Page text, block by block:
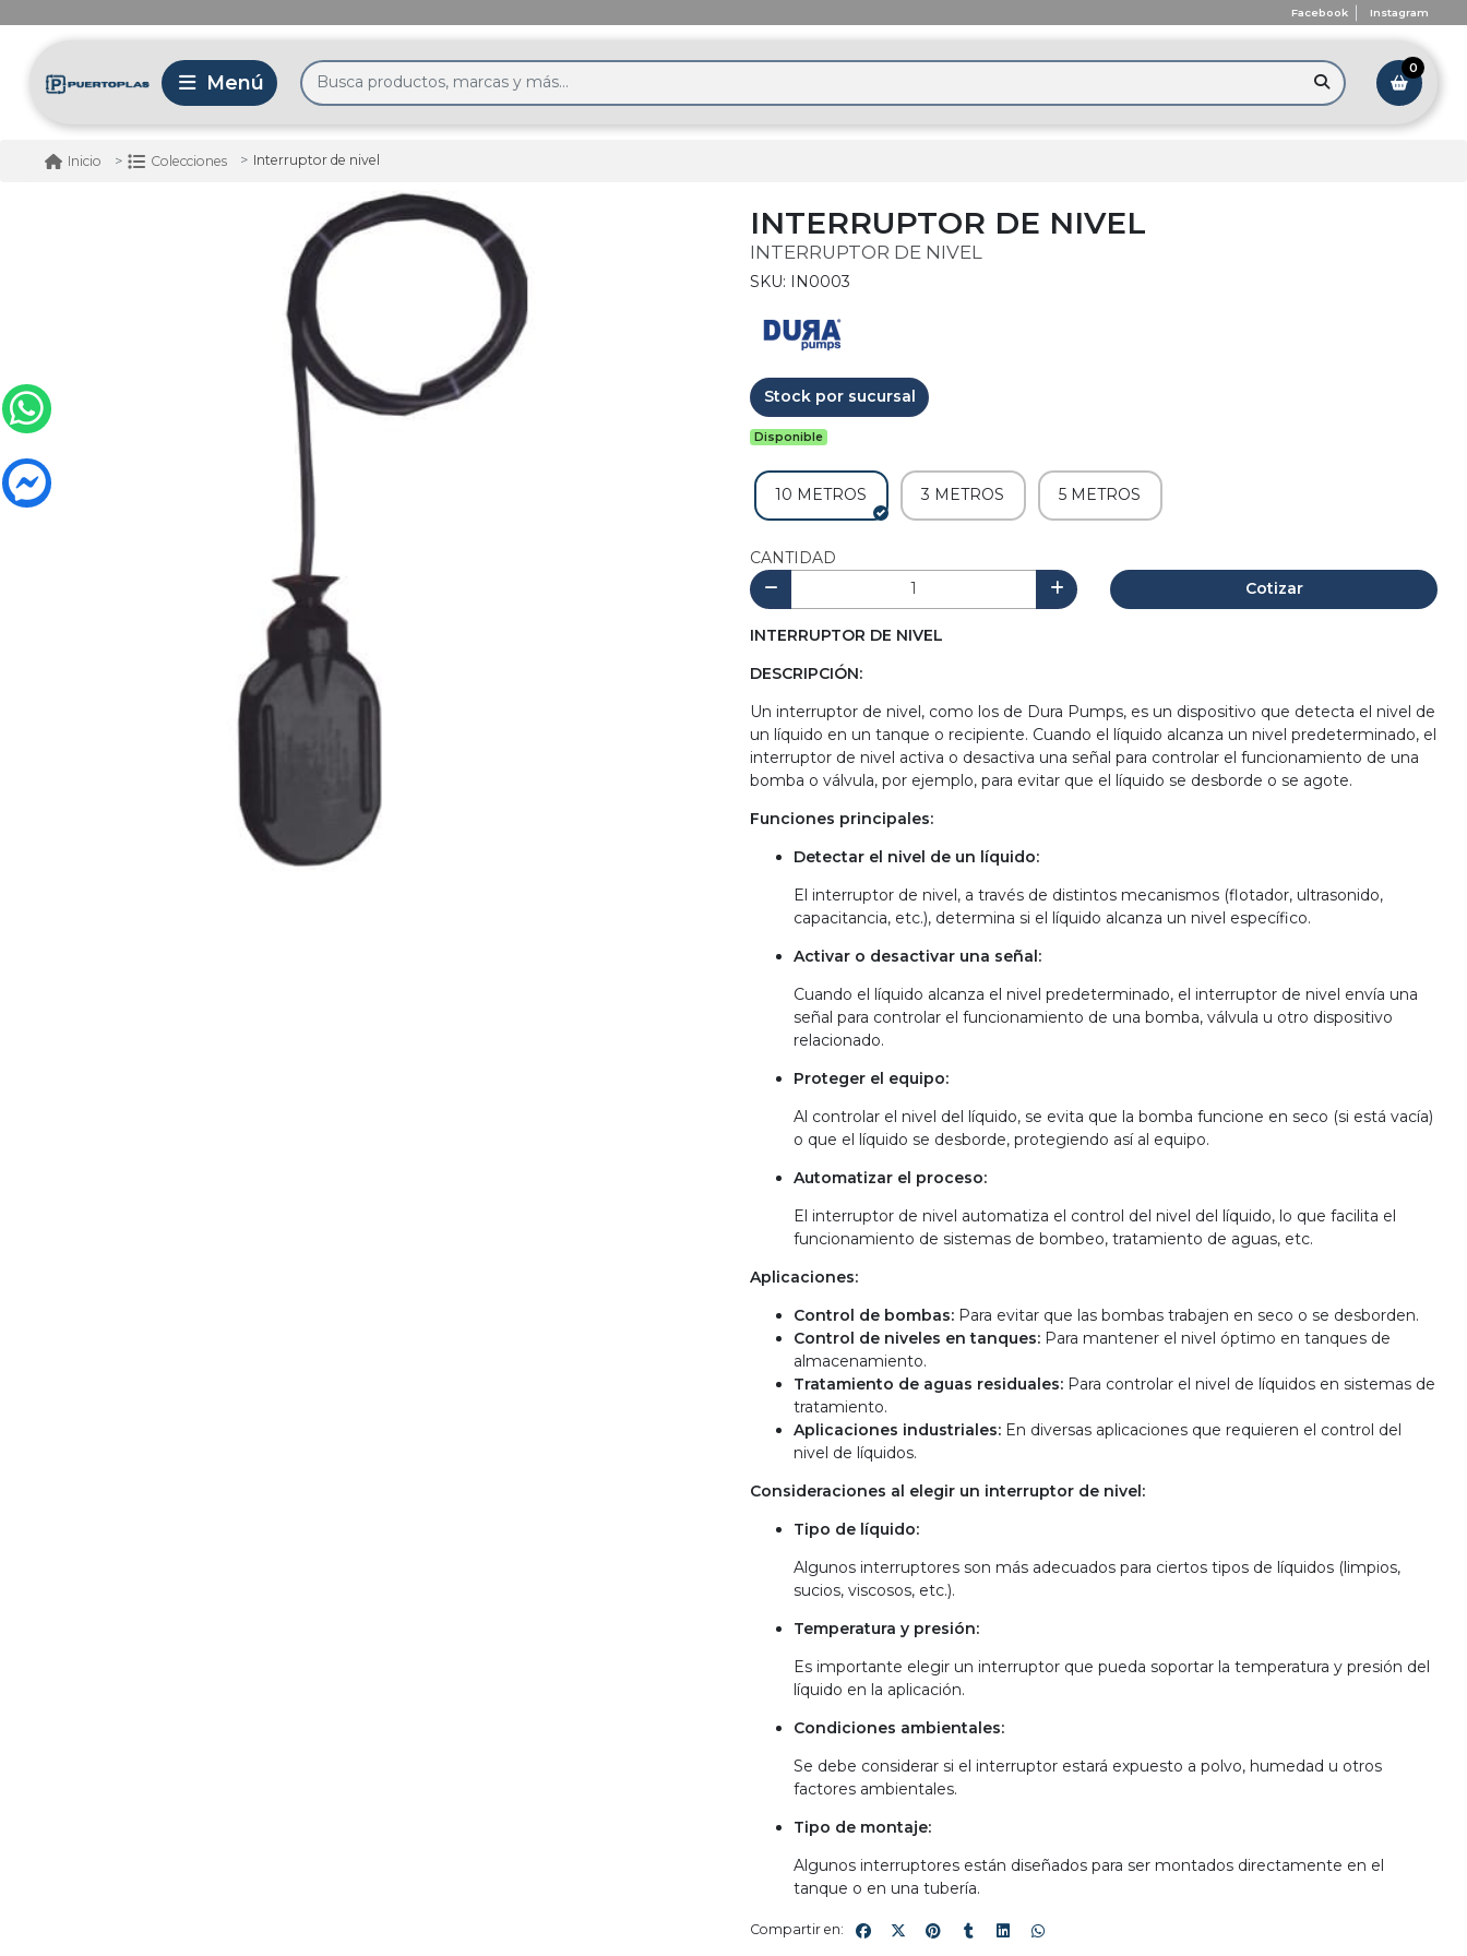
Facebook Instagram
0
Inicio Colecciones Interruptor de nivel
INTERRUPTOR DE NIVEL
INTERRUPTOR DE NIVEL
SKU: IN0003
Stock por sucursal
Disponible
10 METROS 3 METROS 5 METROS
CANTIDAD
Cotizar
INTERRUPTOR DE NIVEL
DESCRIPCIÓN:
Un interruptor de nivel, como los de Dura Pumps, es un dispositivo que detecta el nivel de
un líquido en un tanque o recipiente. Cuando el líquido alcanza un nivel predeterminado, el
interruptor de nivel activa o desactiva una señal para controlar el funcionamiento de una
bomba o válvula, por ejemplo, para evitar que el líquido se desborde o se agote.
Funciones principales:
Detectar el nivel de un líquido:
El interruptor de nivel, a través de distintos mecanismos (flotador, ultrasonido,
capacitancia, etc.), determina si el líquido alcanza un nivel específico.
Activar o desactivar una señal:
Cuando el líquido alcanza el nivel predeterminado, el interruptor de nivel envía una
señal para controlar el funcionamiento de una bomba, válvula u otro dispositivo
relacionado.
Proteger el equipo:
Al controlar el nivel del líquido, se evita que la bomba funcione en seco (si está vacía)
o que el líquido se desborde, protegiendo así al equipo.
Automatizar el proceso:
El interruptor de nivel automatiza el control del nivel del líquido, lo que facilita el
funcionamiento de sistemas de bombeo, tratamiento de aguas, etc.
Aplicaciones:
Control de bombas: Para evitar que las bombas trabajen en seco o se desborden.
Control de niveles en tanques: Para mantener el nivel óptimo en tanques de
almacenamiento.
Tratamiento de aguas residuales: Para controlar el nivel de líquidos en sistemas de
tratamiento.
Aplicaciones industriales: En diversas aplicaciones que requieren el control del
nivel de líquidos.
Consideraciones al elegir un interruptor de nivel:
Tipo de líquido:
Algunos interruptores son más adecuados para ciertos tipos de líquidos (limpios,
sucios, viscosos, etc.).
Temperatura y presión:
Es importante elegir un interruptor que pueda soportar la temperatura y presión del
líquido en la aplicación.
Condiciones ambientales:
Se debe considerar si el interruptor estará expuesto a polvo, humedad u otros
factores ambientales.
Tipo de montaje:
Algunos interruptores están diseñados para ser montados directamente en el
tanque o en una tubería.
Compartir en: